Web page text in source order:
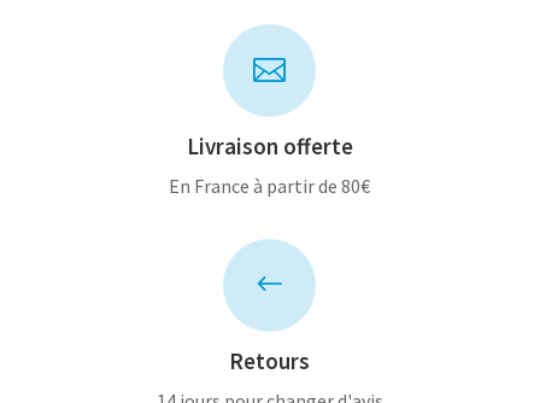

Livraison offerte
En France à partir de 80€
#
Retours